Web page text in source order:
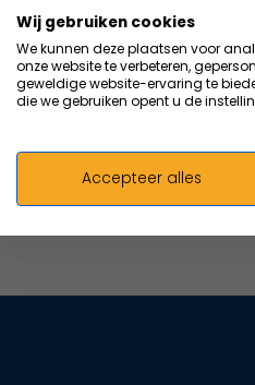
Wij gebruiken cookies
We kunnen deze plaatsen voor
onze website te verbeteren,
geweldige website-ervaring te
die we gebruiken opent u de
Accepteer alles